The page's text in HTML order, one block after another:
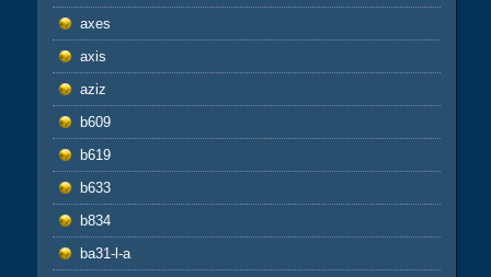
axes
axis
aziz
b609
b619
b633
b834
ba31-l-a